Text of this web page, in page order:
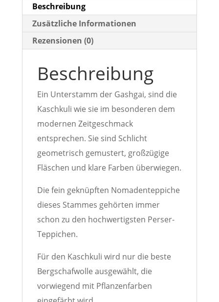
Beschreibung
Zusätzliche Informationen
Rezensionen (0)
Beschreibung
Ein Unterstamm der Gashgai, sind die
Kaschkuli wie sie im besonderen dem
modernen Zeitgeschmack
entsprechen. Sie sind Schlicht
geometrisch gemustert, großzügige
Fläschen und klare Farben überwiegen.
Die fein geknüpften Nomadenteppiche
dieses Stammes gehörten immer
schon zu den hochwertigsten Perser-
Teppichen.
Für den Kaschkuli wird nur die beste
Bergschafwolle ausgewählt, die
vorwiegend mit Pflanzenfarben